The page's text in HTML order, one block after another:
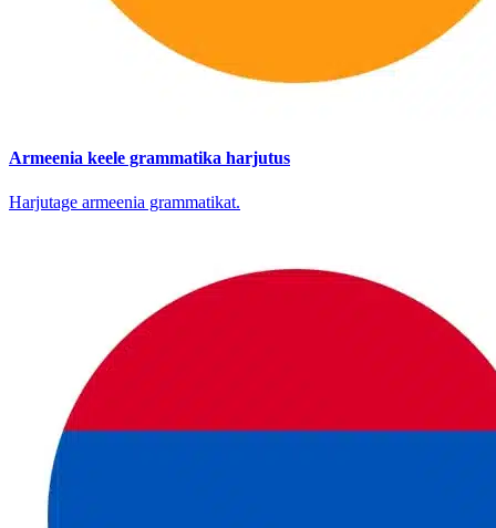
Armeenia keele grammatika harjutus
Harjutage armeenia grammatikat.